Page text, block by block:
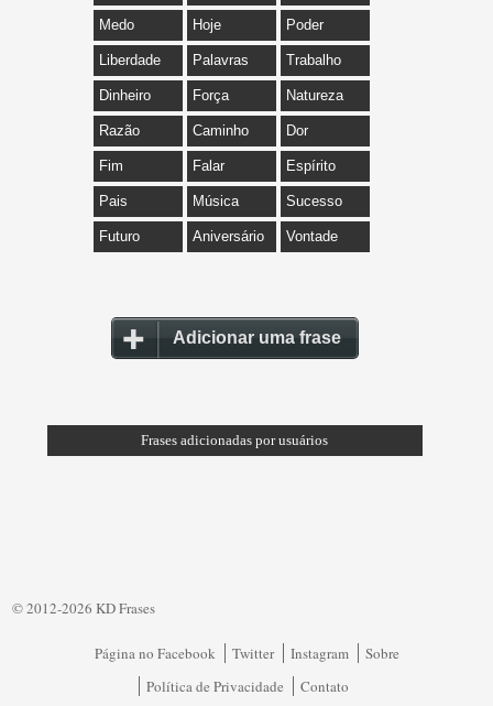
Medo Hoje Poder
Liberdade Palavras Trabalho
Dinheiro Força Natureza
Razão Caminho Dor
Fim Falar Espírito
Pais Música Sucesso
Futuro Aniversário Vontade
Adicionar uma frase
Frases adicionadas por usuários
© 2012-2026 KD Frases
Página no Facebook Twitter Instagram
Sobre
Política de Privacidade
Contato